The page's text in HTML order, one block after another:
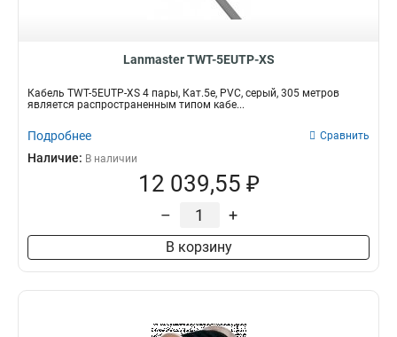
Lanmaster TWT-5EUTP-XS
Кабель TWT-5EUTP-XS 4 пары, Кат.5e, PVC, серый, 305 метров
является распространенным типом кабе...
Подробнее Сравнить
Наличие: В наличии
12 039,55 ₽
– +
В корзину